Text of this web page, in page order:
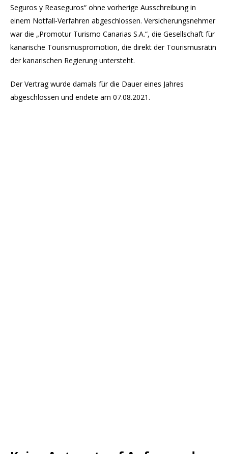
Seguros y Reaseguros“ ohne vorherige Ausschreibung in
einem Notfall-Verfahren abgeschlossen. Versicherungsnehmer
war die „Promotur Turismo Canarias S.A.“, die Gesellschaft für
kanarische Tourismuspromotion, die direkt der Tourismusrätin
der kanarischen Regierung untersteht.
Der Vertrag wurde damals für die Dauer eines Jahres
abgeschlossen und endete am 07.08.2021.